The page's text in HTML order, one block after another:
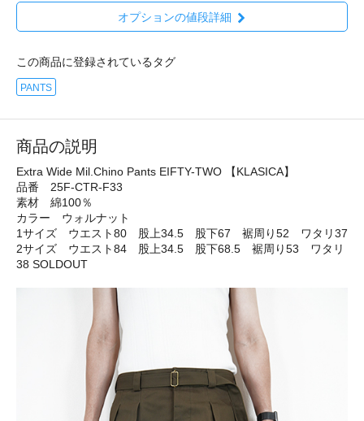
オプションの値段詳細
この商品に登録されているタグ
PANTS
商品の説明
Extra Wide Mil.Chino Pants EIFTY-TWO 【KLASICA】
品番 25F-CTR-F33
素材 綿100％
カラー ウォルナット
1サイズ ウエスト80 股上34.5 股下67 裾周り52 ワタリ37
2サイズ ウエスト84 股上34.5 股下68.5 裾周り53 ワタリ
38 SOLDOUT